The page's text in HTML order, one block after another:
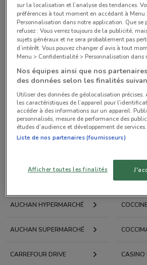
29 RUE DE CLERY Paris
1.1 km
OUVERT
1.4 km
FERMÉ
1 RUE D ASSAS Paris
1.4 km
FERMÉ
Tous les
Chaînes de Supermarchés à Paris
AUCHAN HYPERMARCHÉ
AUCHAN SUPERMARCHÉ
CARREFOUR DRIVE CASINO
sur la localisation et l’analyse des tendances.
préférences à tout moment en accédant à
Personnalisation dans notre application. Que se
refusez : Vous verrez toujours de la publicité,
sujets généraux et ne sera probablement pas
d’intérêt. Vous pouvez changer d’avis à tout
Menu > Confidentialité > Personnalisation dans
Nos équipes ainsi que nos
des données selon les finalités
Utiliser des données de géolocalisation
les caractéristiques de l’appareil pour
accéder à des informations sur un appareil.
personnalisés, mesure de performance des
études d’audience et développement de services.
Liste de nos partenaires (fournisseurs)
Afficher toutes les finalités